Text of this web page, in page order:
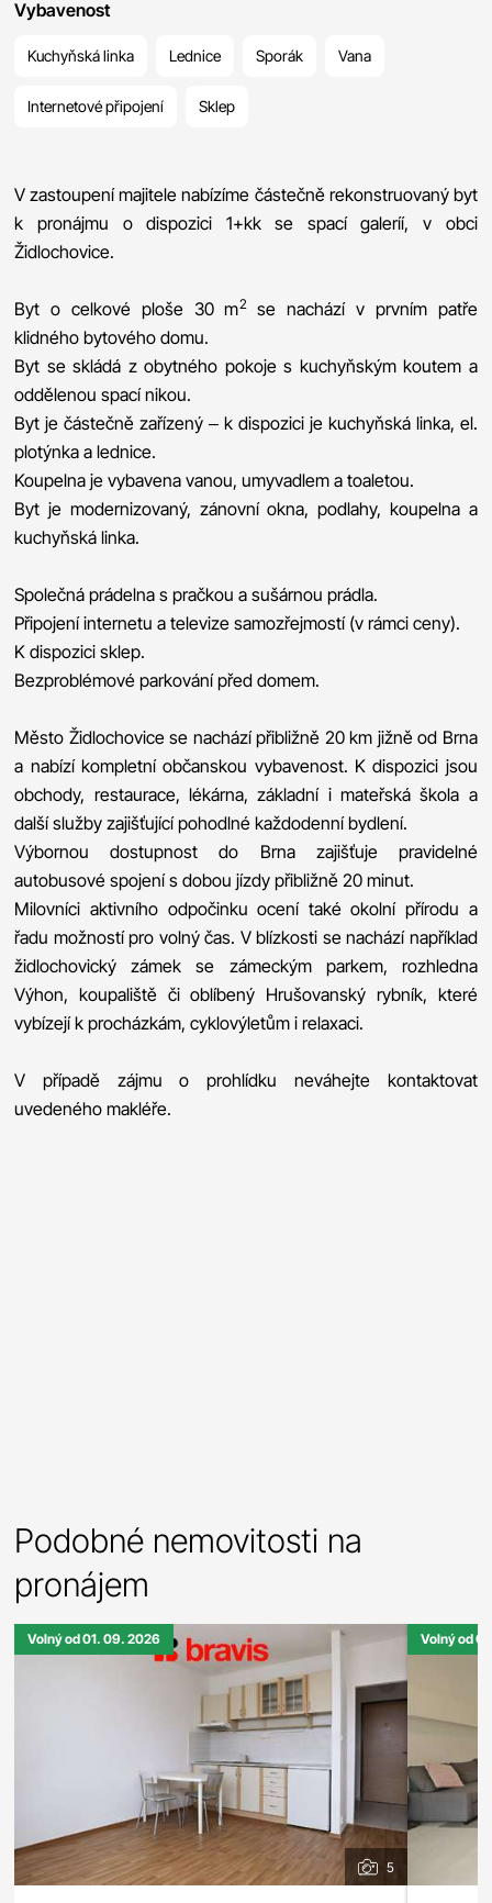
Vybavenost
Kuchyňská linka Lednice Sporák Vana
Internetové připojení Sklep
V zastoupení majitele nabízíme částečně rekonstruovaný byt
k pronájmu o dispozici 1+kk se spací galeríí, v obci
Židlochovice.
Byt o celkové ploše 30 m2se nachází v prvním patře
klidného bytového domu.
Byt se skládá z obytného pokoje s kuchyňským koutem a
oddělenou spací nikou.
Byt je částečně zařízený – k dispozici je kuchyňská linka, el.
plotýnka a lednice.
Koupelna je vybavena vanou, umyvadlem a toaletou.
Byt je modernizovaný, zánovní okna, podlahy, koupelna a
kuchyňská linka.
Společná prádelna s pračkou a sušárnou prádla.
Připojení internetu a televize samozřejmostí (v rámci ceny).
K dispozici sklep.
Bezproblémové parkování před domem.
Město Židlochovice se nachází přibližně 20 km jižně od Brna
a nabízí kompletní občanskou vybavenost. K dispozici jsou
obchody, restaurace, lékárna, základní i mateřská škola a
další služby zajišťující pohodlné každodenní bydlení.
Výbornou dostupnost do Brna zajišťuje pravidelné
autobusové spojení s dobou jízdy přibližně 20 minut.
Milovníci aktivního odpočinku ocení také okolní přírodu a
řadu možností pro volný čas. V blízkosti se nachází například
židlochovický zámek se zámeckým parkem, rozhledna
Výhon, koupaliště či oblíbený Hrušovanský rybník, které
vybízejí k procházkám, cyklovýletům i relaxaci.
V případě zájmu o prohlídku neváhejte kontaktovat
uvedeného makléře.
Podobné nemovitosti na
pronájem
Volný od 01. 09. 2026
5
Volný od